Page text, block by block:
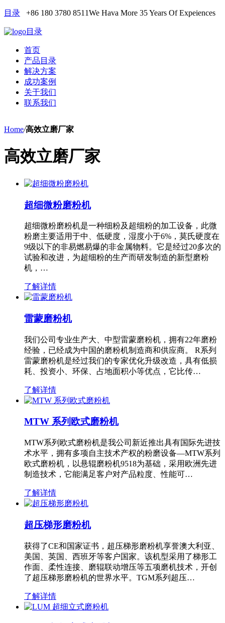
目录 +86 180 3780 8511We Hava More 35 Years Of Expeiences
目录
首页
产品目录
解决方案
成功案例
关于我们
联系我们
Home/高效立磨厂家
高效立磨厂家
超细微粉磨粉机
超细微粉磨粉机是一种细粉及超细粉的加工设备，此微
粉磨主要适用于中、低硬度，湿度小于6%，莫氏硬度在
9级以下的非易燃易爆的非金属物料。它是经过20多次的
试验和改进，为超细粉的生产而研发制造的新型磨粉
机，…
了解详情
雷蒙磨粉机
我们公司专业生产大、中型雷蒙磨粉机，拥有22年磨粉
经验，已经成为中国的磨粉机制造商和供应商。 R系列
雷蒙磨粉机是经过我们的专家优化升级改造，具有低损
耗、投资小、环保、占地面积小等优点，它比传…
了解详情
MTW 系列欧式磨粉机
MTW系列欧式磨粉机是我公司新近推出具有国际先进技
术水平，拥有多项自主技术产权的粉磨设备—MTW系列
欧式磨粉机，以悬辊磨粉机9518为基础，采用欧洲先进
制造技术，它能满足客户对产品粒度、性能可…
了解详情
超压梯形磨粉机
获得了CE和国家证书，超压梯形磨粉机享誉澳大利亚、
美国、英国、西班牙等客户国家。该机型采用了梯形工
作面、柔性连接、磨辊联动增压等五项磨机技术，开创
了超压梯形磨粉机的世界水平。TGM系列超压…
了解详情